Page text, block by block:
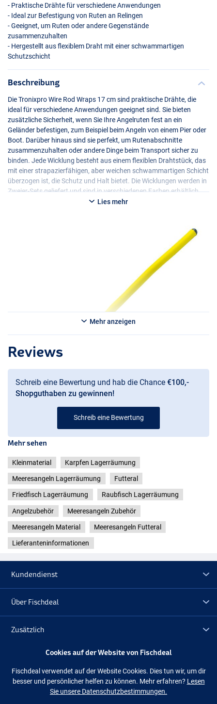
- Praktische Drähte für verschiedene Anwendungen
- Ideal zur Befestigung von Ruten an Relingen
- Geeignet, um Ruten oder andere Gegenstände
zusammenzuhalten
- Hergestellt aus flexiblem Draht mit einer schwammartigen
Schutzschicht
Beschreibung
Die Tronixpro Wire Rod Wraps 17 cm sind praktische Drähte, die
ideal für verschiedene Anwendungen geeignet sind. Sie bieten
zusätzliche Sicherheit, wenn Sie Ihre Angelruten fest an ein
Geländer befestigen, zum Beispiel beim Angeln von einem Pier oder
Boot. Darüber hinaus sind sie perfekt, um Rutenabschnitte
zusammenzuhalten oder andere Dinge beim Transport sicher zu
binden. Jede Wicklung besteht aus einem flexiblen Drahtstück, das
mit einer strapazierfähigen, aber weichen schwammartigen Schicht
überzogen ist, die Schutz und Halt bietet. Die Wicklungen werden in
Zweier-Sets geliefert und sind in verschiedenen Farben erhältlich.
Lies mehr
Mehr anzeigen
Reviews
Schreib eine Bewertung und hab die Chance €100,-
Shopguthaben zu gewinnen!
Schreib eine Bewertung
Mehr sehen
Kleinmaterial Karpfen Lagerräumung
Meeresangeln Lagerräumung Futteral
Friedfisch Lagerräumung Raubfisch Lagerräumung
Angelzubehör Meeresangeln Zubehör
Meeresangeln Material Meeresangeln Futteral
Lieferanteninformationen
Kundendienst
Über Fischdeal
Zusätzlich
Lagerräumung
Facebook
Cookies auf der Website von Fischdeal
Fischdeal verwendet auf der Website Cookies. Dies tun wir, um dir
besser und persönlicher helfen zu können. Mehr erfahren? Lesen
Sie unsere Datenschutzbestimmungen.